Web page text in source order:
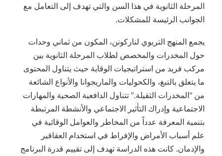
المرحلة الثانوية في هذا السن والتي تهدف إلى التعامل مع
الجوانب الرئيسة للمشكلات.
يجمع المنهج التربوي لناركونن، المكون من ثماني وحدات
حول المخدرات والمخصص لطلاب المرحلة الثانوية بين
مركب فريد من استراتيجيات الوقاية حيث يتناول المحتوى
ما يتعلق بالتبغ، والكحوليات والماريجوانا والأنواع الشائعة
من "المخدرات الثقيلة." تتناول الدافعية الصحية والمهارات
الاجتماعية وإدراك التأثير الاجتماعي والأنشطة المرتبطة
بتنمية المعرفة عدداً من المخاطر والعوامل الوقائية في
علم أسباب الأمراض والإفراط في استخدام العقاقير
والإدمان. كانت هذه الدراسة تهدف إلى تقييم قدرة البرنامج